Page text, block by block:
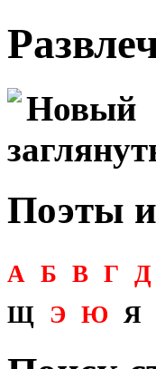
Новый
Поэты
А Б В Г Д
Щ Э Ю Я